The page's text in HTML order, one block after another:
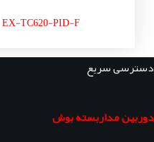
EX-TC620-PID-F
دسترسی سریع
دوربین مداربسته بوش